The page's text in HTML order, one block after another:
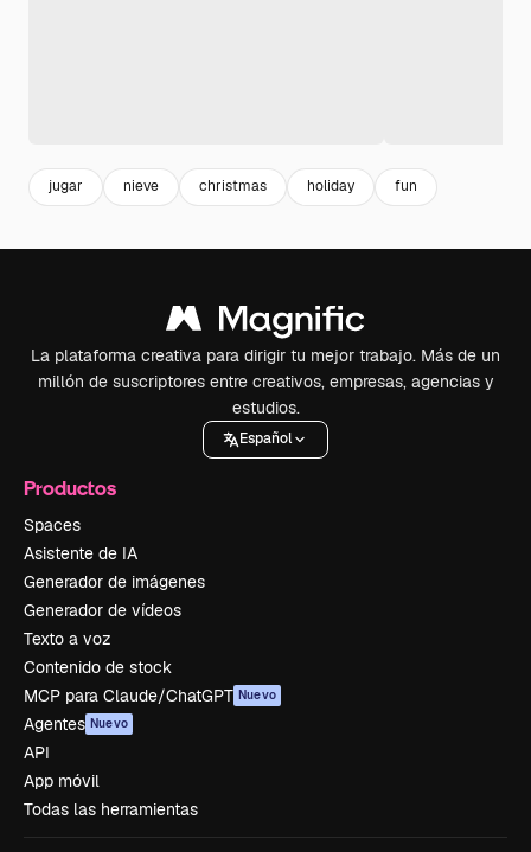
jugar nieve christmas holiday fun
La plataforma creativa para dirigir tu mejor trabajo. Más de un
millón de suscriptores entre creativos, empresas, agencias y
estudios.
Español
Productos
Spaces
Asistente de IA
Generador de imágenes
Generador de vídeos
Texto a voz
Contenido de stock
MCP para Claude/ChatGPT Nuevo
Agentes Nuevo
API
App móvil
Todas las herramientas